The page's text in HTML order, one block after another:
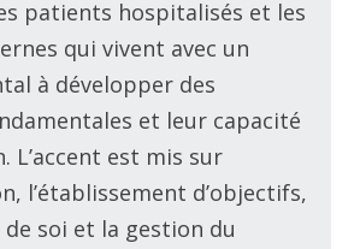
patients hospitalisés et les
qui vivent avec un
à développer des
et leur capacité
L’accent est mis sur
l’établissement d’objectifs,
de soi et la gestion du